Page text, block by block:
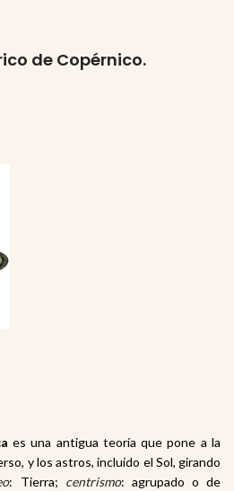
de Copérnico.
es una antigua teoría que pone a la
y los astros, incluido el Sol, girando
: Tierra; centrismo: agrupado o de